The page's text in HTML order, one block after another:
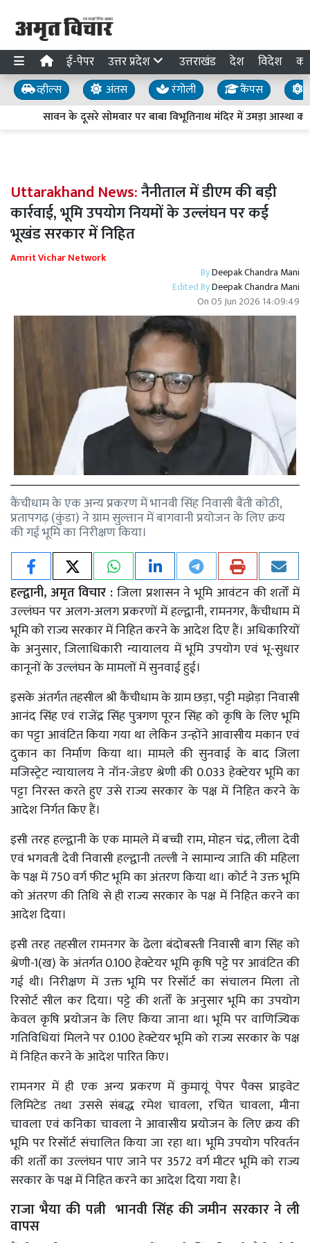
ई-पेपर उत्तर प्रदेश उत्तराखंड देश विदेश
व्हील्स अंतस रंगोली कैंपस
सावन के दूसरे सोमवार पर बाबा विभूतिनाथ मंदिर में उमड़ा आस्था
Uttarakhand News:नैनीताल में डीएम की बड़ी
कार्रवाई, भूमि उपयोग नियमों के उल्लंघन पर कई
भूखंड सरकार में निहित
Amrit Vichar Network
ByDeepak Chandra Mani
Edited ByDeepak Chandra Mani
On05 Jun 2026 14:09:49
कैंचीधाम के एक अन्य प्रकरण में भानवी सिंह निवासी बैंती कोठी,
प्रतापगढ़ (कुंडा) ने ग्राम सुल्तान में बागवानी प्रयोजन के लिए क्रय
की गई भूमि का निरीक्षण किया।
हल्द्वानी, अमृत विचार : जिला प्रशासन ने भूमि आवंटन की शर्तों में
उल्लंघन पर अलग-अलग प्रकरणों में हल्द्वानी, रामनगर, कैंचीधाम में
भूमि को राज्य सरकार में निहित करने के आदेश दिए हैं। अधिकारियों
के अनुसार, जिलाधिकारी न्यायालय में भूमि उपयोग एवं भू-सुधार
कानूनों के उल्लंघन के मामलों में सुनवाई हुई।
इसके अंतर्गत तहसील श्री कैंचीधाम के ग्राम छड़ा, पट्टी मझेड़ा निवासी
आनंद सिंह एवं राजेंद्र सिंह पुत्रगण पूरन सिंह को कृषि के लिए भूमि
का पट्टा आवंटित किया गया था लेकिन उन्होंने आवासीय मकान एवं
दुकान का निर्माण किया था। मामले की सुनवाई के बाद जिला
मजिस्ट्रेट न्यायालय ने नॉन-जेडए श्रेणी की 0.033 हेक्टेयर भूमि का
पट्टा निरस्त करते हुए उसे राज्य सरकार के पक्ष में निहित करने के
आदेश निर्गत किए हैं।
इसी तरह हल्द्वानी के एक मामले में बच्ची राम, मोहन चंद्र, लीला देवी
एवं भगवती देवी निवासी हल्द्वानी तल्ली ने सामान्य जाति की महिला
के पक्ष में 750 वर्ग फीट भूमि का अंतरण किया था। कोर्ट ने उक्त भूमि
को अंतरण की तिथि से ही राज्य सरकार के पक्ष में निहित करने का
आदेश दिया।
इसी तरह तहसील रामनगर के ढेला बंदोबस्ती निवासी बाग सिंह को
श्रेणी-1(ख) के अंतर्गत 0.100 हेक्टेयर भूमि कृषि पट्टे पर आवंटित की
गई थी। निरीक्षण में उक्त भूमि पर रिसॉर्ट का संचालन मिला तो
रिसोर्ट सील कर दिया। पट्टे की शर्तों के अनुसार भूमि का उपयोग
केवल कृषि प्रयोजन के लिए किया जाना था। भूमि पर वाणिज्यिक
गतिविधियां मिलने पर 0.100 हेक्टेयर भूमि को राज्य सरकार के पक्ष
में निहित करने के आदेश पारित किए।
रामनगर में ही एक अन्य प्रकरण में कुमायूं पेपर पैक्स प्राइवेट
लिमिटेड तथा उससे संबद्ध रमेश चावला, रचित चावला, मीना
चावला एवं कनिका चावला ने आवासीय प्रयोजन के लिए क्रय की
भूमि पर रिसॉर्ट संचालित किया जा रहा था। भूमि उपयोग परिवर्तन
की शर्तों का उल्लंघन पाए जाने पर 3572 वर्ग मीटर भूमि को राज्य
सरकार के पक्ष में निहित करने का आदेश दिया गया है।
राजा भैया की पत्नी भानवी सिंह की जमीन सरकार ने ली
वापस